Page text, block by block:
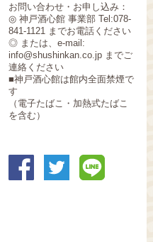
お問い合わせ・お申し込み：
◎ 神戸酒心館 事業部 Tel:078-
841-1121 までお電話ください
◎ または、e-mail:
info@shushinkan.co.jp までご
連絡ください
■神戸酒心館は館内全面禁煙で
す
（電子たばこ・加熱式たばこ
を含む）